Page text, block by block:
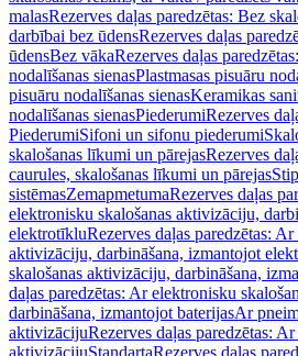
malasRezerves daļas paredzētas: Bez
darbībai bez ūdensRezerves daļas
ūdensBez vākaRezerves daļas
nodalīšanas sienasPlastmasas pisuāru
pisuāru nodalīšanas sienasKeramikas
nodalīšanas sienasPiederumiRezerves
PiederumiSifoni un sifonu piederumi
skalošanas līkumi un pārejasRezerves
caurules, skalošanas līkumi un pārejas
sistēmasZemapmetumaRezerves daļas
elektronisku skalošanas aktivizāciju,
elektrotīkluRezerves daļas paredzētas:
aktivizāciju, darbināšana, izmantojot
skalošanas aktivizāciju, darbināšana,
daļas paredzētas: Ar elektronisku
darbināšana, izmantojot baterijasAr
aktivizācijuRezerves daļas paredzētas:
aktivizācijuStandartaRezerves daļas